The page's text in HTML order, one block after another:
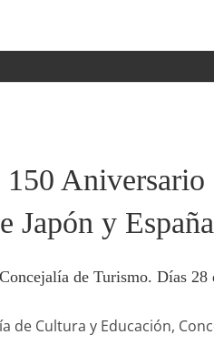
Aniversario
Japón y
de Turismo. Días
de Cultura y Educación,